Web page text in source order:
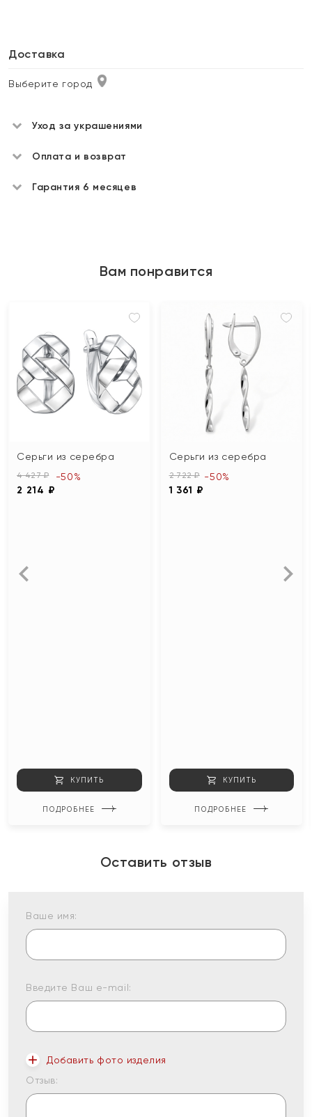
Доставка
Выберите город
Уход за украшениями
Оплата и возврат
Гарантия 6 месяцев
Вам понравится
Серьги из серебра
4 427 ₽
2 214 ₽
-50%
КУПИТЬ
ПОДРОБНЕЕ
Серьги из серебра
2 722 ₽
1 361 ₽
-50%
КУПИТЬ
ПОДРОБНЕЕ
Оставить отзыв
Ваше имя:
Введите Ваш e-mail:
Добавить фото изделия
Отзыв: